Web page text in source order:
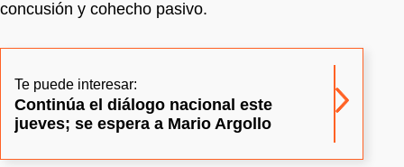
concusión y cohecho pasivo.
Te puede interesar:
Continúa el diálogo nacional este
jueves; se espera a Mario Argollo